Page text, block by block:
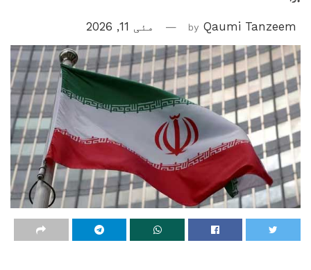
by Qaumi Tanzeem مئی 11, 2026